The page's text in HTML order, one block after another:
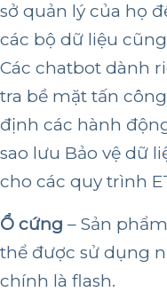
sở quản lý của họ
các bộ dữ liệu
Các chatbot dành
tra bề mặt tấn
định các hành
sao lưu Bảo vệ dữ
cho các quy trình
Ổ cứng – Sản
thể được sử dụng
chính là flash.